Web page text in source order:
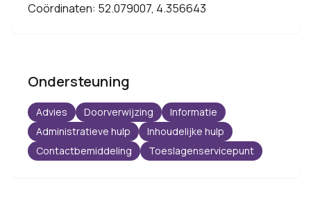
Coördinaten: 52.079007, 4.356643
Ondersteuning
Advies Doorverwijzing
Informatie
Administratieve hulp
Inhoudelijke hulp
Contactbemiddeling
Toeslagenservicepunt